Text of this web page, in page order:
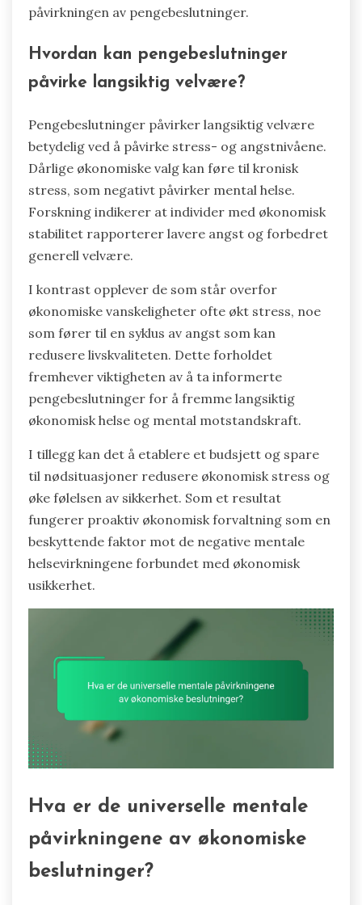
påvirkningen av pengebeslutninger.
Hvordan kan pengebeslutninger
påvirke langsiktig velvære?
Pengebeslutninger påvirker langsiktig velvære
betydelig ved å påvirke stress- og angstnivåene.
Dårlige økonomiske valg kan føre til kronisk
stress, som negativt påvirker mental helse.
Forskning indikerer at individer med økonomisk
stabilitet rapporterer lavere angst og forbedret
generell velvære.
I kontrast opplever de som står overfor
økonomiske vanskeligheter ofte økt stress, noe
som fører til en syklus av angst som kan
redusere livskvaliteten. Dette forholdet
fremhever viktigheten av å ta informerte
pengebeslutninger for å fremme langsiktig
økonomisk helse og mental motstandskraft.
I tillegg kan det å etablere et budsjett og spare
til nødsituasjoner redusere økonomisk stress og
øke følelsen av sikkerhet. Som et resultat
fungerer proaktiv økonomisk forvaltning som en
beskyttende faktor mot de negative mentale
helsevirkningene forbundet med økonomisk
usikkerhet.
Hva er de universelle mentale
påvirkningene av økonomiske
beslutninger?